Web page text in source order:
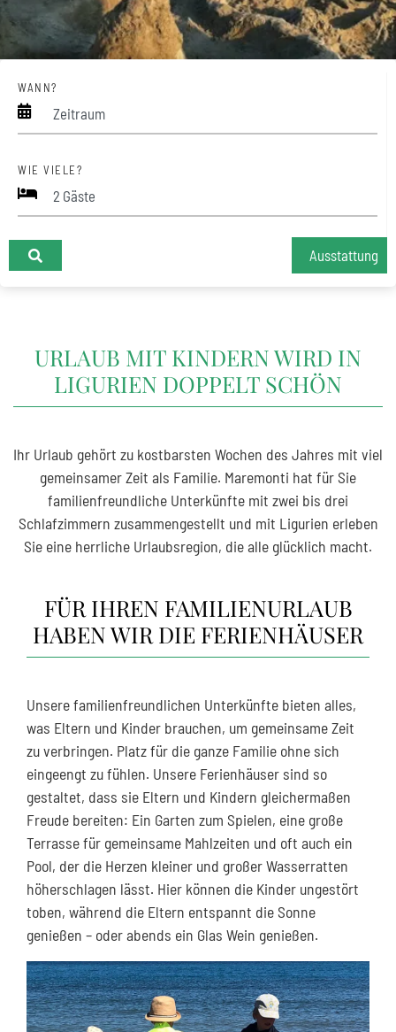
WANN?
Zeitraum
WIE VIELE?
Ausstattung
URLAUB MIT KINDERN WIRD IN
LIGURIEN DOPPELT SCHÖN
Ihr Urlaub gehört zu kostbarsten Wochen des Jahres mit viel
gemeinsamer Zeit als Familie. Maremonti hat für Sie
familienfreundliche Unterkünfte mit zwei bis drei
Schlafzimmern zusammengestellt und mit Ligurien erleben
Sie eine herrliche Urlaubsregion, die alle glücklich macht.
FÜR IHREN FAMILIENURLAUB
HABEN WIR DIE FERIENHÄUSER
Unsere familienfreundlichen Unterkünfte bieten alles,
was Eltern und Kinder brauchen, um gemeinsame Zeit
zu verbringen. Platz für die ganze Familie ohne sich
eingeengt zu fühlen. Unsere Ferienhäuser sind so
gestaltet, dass sie Eltern und Kindern gleichermaßen
Freude bereiten: Ein Garten zum Spielen, eine große
Terrasse für gemeinsame Mahlzeiten und oft auch ein
Pool, der die Herzen kleiner und großer Wasserratten
höherschlagen lässt. Hier können die Kinder ungestört
toben, während die Eltern entspannt die Sonne
genießen – oder abends ein Glas Wein genießen.
+
−